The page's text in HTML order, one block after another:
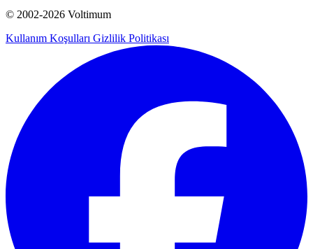
© 2002-2026 Voltimum
Kullanım Koşulları Gizlilik Politikası